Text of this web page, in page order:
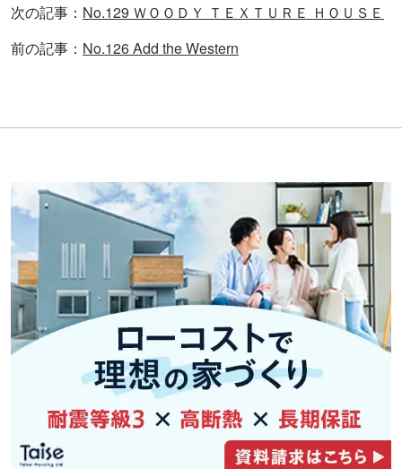
次の記事： No.129 ＷＯＯＤＹ ＴＥＸＴＵＲＥ ＨＯＵＳＥ
前の記事： No.126 Add the Western